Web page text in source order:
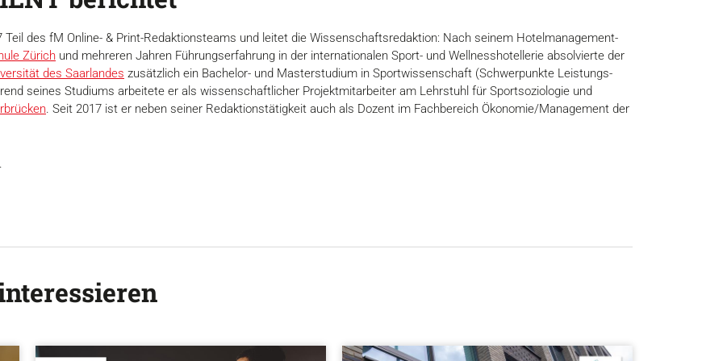
des fM Online- & Print-Redaktionsteams und leitet die Wissenschaftsredaktion: Nach seinem Hotelmanagement-
Zürich und mehreren Jahren Führungserfahrung in der internationalen Sport- und Wellnesshotellerie absolvierte der
des Saarlandes zusätzlich ein Bachelor- und Masterstudium in Sportwissenschaft (Schwerpunkte Leistungs-
seines Studiums arbeitete er als wissenschaftlicher Projektmitarbeiter am Lehrstuhl für Sportsoziologie und
. Seit 2017 ist er neben seiner Redaktionstätigkeit auch als Dozent im Fachbereich Ökonomie/Management der
.